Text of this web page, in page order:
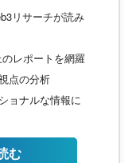
リサーチが読み
レポートを網羅
点の分析
ョナルな情報に
む